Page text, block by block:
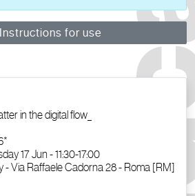
Instructions for use